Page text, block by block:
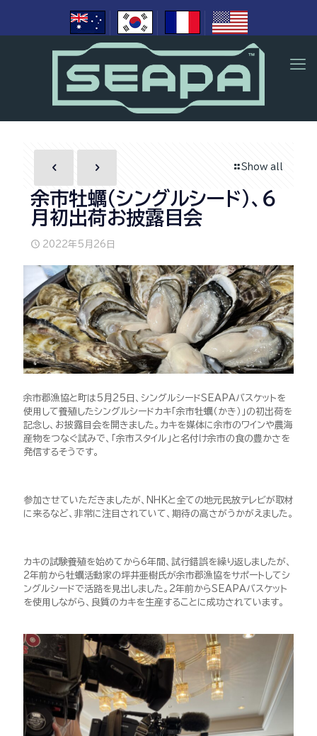
Show all
余市牡蠣(シングルシード)、６
月初出荷お披露目会
2022年5月26日
余市郡漁協と町は5月25日、シングルシードSEAPAバスケットを
使用して養殖したシングルシードカキ「余市牡蠣（かき）」の初出荷を
記念し、お披露目会を開きました。カキを媒体に余市のワインや農海
産物をつなぐ試みで、「余市スタイル」と名付け余市の食の豊かさを
発信するそうです。
参加させていただきましたが、NHKと全ての地元民放テレビが取材
に来るなど、非常に注目されていて、期待の高さがうかがえました。
カキの試験養殖を始めてから6年間、試行錯誤を繰り返しましたが、
2年前から牡蠣活動家の坪井亜樹氏が余市郡漁協をサポートしてシ
ングルシードで活路を見出しました。2年前からSEAPAバスケット
を使用しながら、良質のカキを生産することに成功されています。